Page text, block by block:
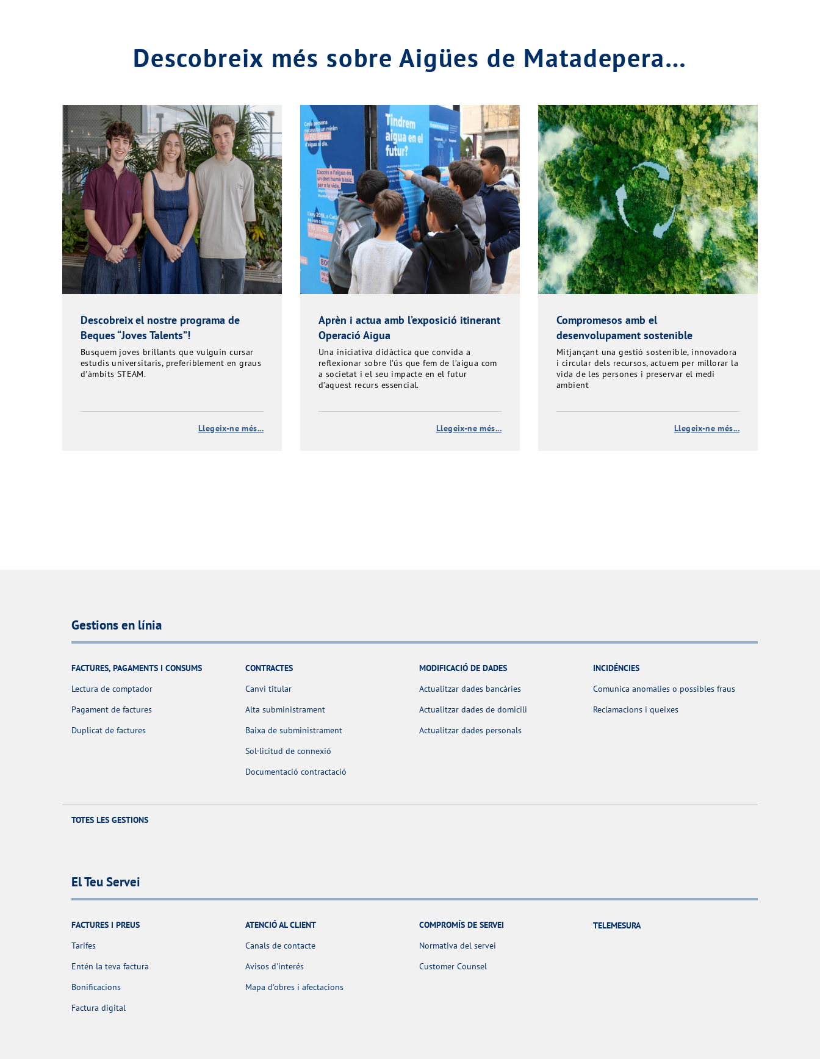
Descobreix més sobre Aigües de Matadepera…
Descobreix el nostre programa de
Beques “Joves Talents”!
Busquem joves brillants que vulguin cursar
estudis universitaris, preferiblement en graus
d'àmbits STEAM.
Llegeix-ne més...
Aprèn i actua amb l’exposició itinerant
Operació Aigua
Una iniciativa didàctica que convida a
reflexionar sobre l’ús que fem de l’aigua com
a societat i el seu impacte en el futur
d’aquest recurs essencial.
Llegeix-ne més...
Compromesos amb el
desenvolupament sostenible
Mitjançant una gestió sostenible, innovadora
i circular dels recursos, actuem per millorar la
vida de les persones i preservar el medi
ambient
Llegeix-ne més...
Gestions en línia
FACTURES, PAGAMENTS I CONSUMS
Lectura de comptador
Pagament de factures
Duplicat de factures
CONTRACTES
Canvi titular
Alta subministrament
Baixa de subministrament
Sol·licitud de connexió
Documentació contractació
MODIFICACIÓ DE DADES
Actualitzar dades bancàries
Actualitzar dades de domicili
Actualitzar dades personals
INCIDÉNCIES
Comunica anomalies o possibles fraus
Reclamacions i queixes
TOTES LES GESTIONS
El Teu Servei
FACTURES I PREUS
Tarifes
Entén la teva factura
Bonificacions
Factura digital
ATENCIÓ AL CLIENT
Canals de contacte
Avisos d'interés
Mapa d'obres i afectacions
COMPROMÍS DE SERVEI
Normativa del servei
Customer Counsel
TELEMESURA